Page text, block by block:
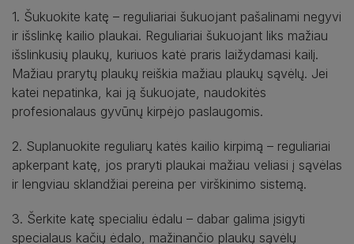
1. Šukuokite katę – reguliariai šukuojant pašalinami negyvi
ir išslinkę kailio plaukai. Reguliariai šukuojant liks mažiau
išslinkusių plaukų, kuriuos katė praris laižydamasi kailį.
Mažiau prarytų plaukų reiškia mažiau plaukų sąvėlų. Jei
katei nepatinka, kai ją šukuojate, naudokitės
profesionalaus gyvūnų kirpėjo paslaugomis.
2. Suplanuokite reguliarų katės kailio kirpimą – reguliariai
apkerpant katę, jos praryti plaukai mažiau veliasi į sąvėlas
ir lengviau sklandžiai pereina per virškinimo sistemą.
3. Šerkite katę specialiu ėdalu – dabar galima įsigyti
specialaus kačių ėdalo, mažinančio plaukų sąvėlų